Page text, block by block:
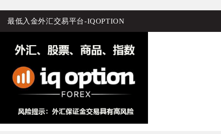
最低入金外汇交易平台-IQOPTION